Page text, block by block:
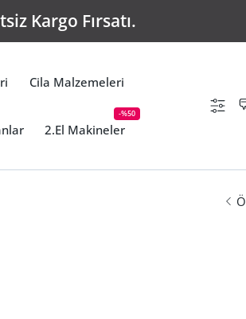
Kargo Fırsatı.
Cila Malzemeleri
2.El Makineler
-%50 Ayarlar